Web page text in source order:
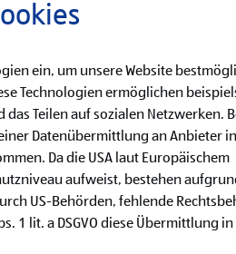
ein, um unsere Website
Technologien ermöglichen
Teilen auf sozialen Netzwerken.
Datenübermittlung an Anbieter in
Da die USA laut Europäischem
aufweist, bestehen
US-Behörden, fehlende
1 lit. a DSGVO diese Übermittlung in